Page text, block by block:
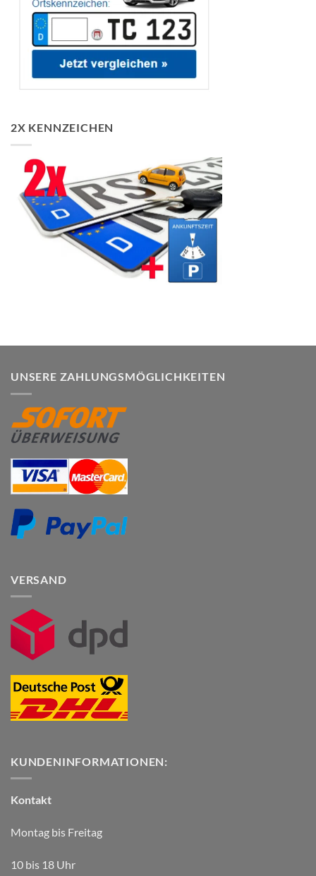
2X KENNZEICHEN
UNSERE ZAHLUNGSMÖGLICHKEITEN
VERSAND
KUNDENINFORMATIONEN:
Kontakt
Montag bis Freitag
10 bis 18 Uhr